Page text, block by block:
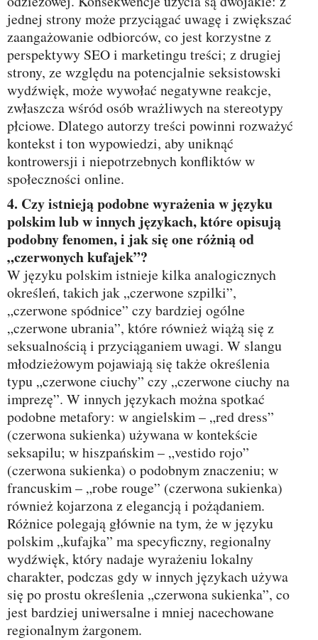
jednej strony może przyciągać uwagę i zwiększać
zaangażowanie odbiorców, co jest korzystne z
perspektywy SEO i marketingu treści; z drugiej
strony, ze względu na potencjalnie seksistowski
wydźwięk, może wywołać negatywne reakcje,
zwłaszcza wśród osób wrażliwych na stereotypy
płciowe. Dlatego autorzy treści powinni rozważyć
kontekst i ton wypowiedzi, aby uniknąć
kontrowersji i niepotrzebnych konfliktów w
społeczności online.
4. Czy istnieją podobne wyrażenia w języku
polskim lub w innych językach, które opisują
podobny fenomen, i jak się one różnią od
„czerwonych kufajek”?
W języku polskim istnieje kilka analogicznych
określeń, takich jak „czerwone szpilki”,
„czerwone spódnice” czy bardziej ogólne
„czerwone ubrania”, które również wiążą się z
seksualnością i przyciąganiem uwagi. W slangu
młodzieżowym pojawiają się także określenia
typu „czerwone ciuchy” czy „czerwone ciuchy na
imprezę”. W innych językach można spotkać
podobne metafory: w angielskim – „red dress”
(czerwona sukienka) używana w kontekście
seksapilu; w hiszpańskim – „vestido rojo”
(czerwona sukienka) o podobnym znaczeniu; w
francuskim – „robe rouge” (czerwona sukienka)
również kojarzona z elegancją i pożądaniem.
Różnice polegają głównie na tym, że w języku
polskim „kufajka” ma specyficzny, regionalny
wydźwięk, który nadaje wyrażeniu lokalny
charakter, podczas gdy w innych językach używa
się po prostu określenia „czerwona sukienka”, co
jest bardziej uniwersalne i mniej nacechowane
regionalnym żargonem.